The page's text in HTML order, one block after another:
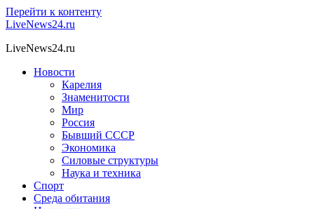
Перейти к контенту
LiveNews24.ru
LiveNews24.ru
Новости
Карелия
Знаменитости
Мир
Россия
Бывший СССР
Экономика
Силовые структуры
Наука и техника
Спорт
Среда обитания